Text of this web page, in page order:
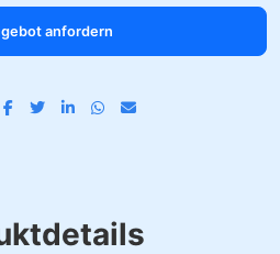
anfordern